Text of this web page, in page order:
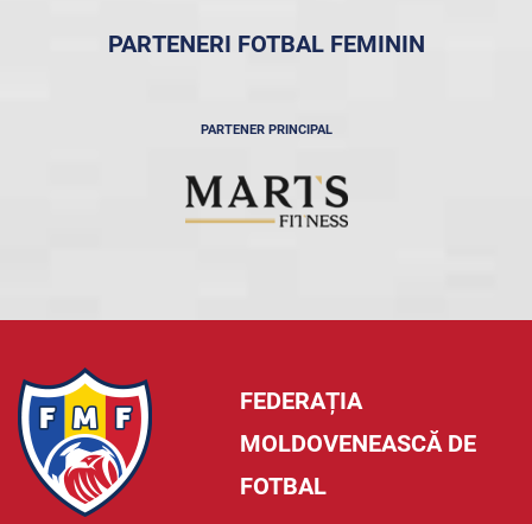
PARTENERI FOTBAL FEMININ
PARTENER PRINCIPAL
FEDERAȚIA
MOLDOVENEASCĂ DE
FOTBAL